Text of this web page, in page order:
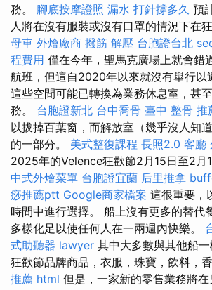
務。 腳底按摩證照 漏水 打針撐多久 預
人將在沒有服裝或沒有口罩的情況下在
母車 外燴廠商 撥筋 解壓 台胞證台北
程費用 僅在今年，聖馬克廣場上就會錯
航班，但這自2020年以來就沒有舉行以
這些空間可能已轉換為業務休息室，甚
務。 台胞證新北 台中喬骨 臺中 整骨 推
以拔掉百葉窗，而解放室（幾乎沒人知
的一部分。 美式整復課程 長照2.0 客廳
2025年的Velence狂歡節2月15日至2月
中式外燴菜單 台胞證宜蘭 后里推拿
痧推薦ptt Google商家檔案 這很重要，
時間中進行選擇。 船上沒有更多的替代
多樣化足以使任何人在一兩週內快樂。
式助聽器 lawyer 其中大多數與其他船一
狂歡節品牌商品，衣服，珠寶，飲料，
推薦 html 但是，一家新的零售業務將